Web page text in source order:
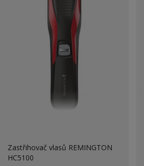
Zastřihovač vlasů REMINGTON
HC5100